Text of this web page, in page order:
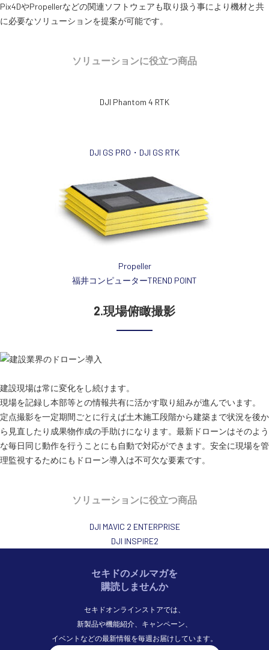
Pix4DやPropellerなどの関連ソフトウェアも取り扱う事により機材と共
に必要なソリューションを提案が可能です。
ソリューションに役立つ商品
DJI Phantom 4 RTK
DJI GS PRO・DJI GS RTK
Propeller
福井コンピューターTREND POINT
2.現場俯瞰撮影
建設現場は常に変化をし続けます。
現場を記録し本部等との情報共有に活かす取り組みが進んでいます。
定点撮影を一定期間ごとに行えば土木施工段階から建築まで状況を後か
ら見直したり成果物作成の手助けになります。最新ドローンはそのよう
な毎日同じ動作を行うことにも自動で対応ができます。安全に現場を管
理監視するためにもドローン導入は不可欠な要素です。
ソリューションに役立つ商品
DJI MAVIC 2 ENTERPRISE
DJI INSPIRE2
セキドのメルマガを
購読しませんか
セキドオンラインストアでは、
新製品や機能紹介、キャンペーン、
イベントなどの最新情報を毎週お届けしています。